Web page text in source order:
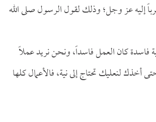
إليه عز وجل؛ وذلك لقول الرسول صلى الله
فاسدة كان العمل فاسداً، ونحن نريد عملاً
أخذك لنعليك تحتاج إلى نية، فالأعمال كلها